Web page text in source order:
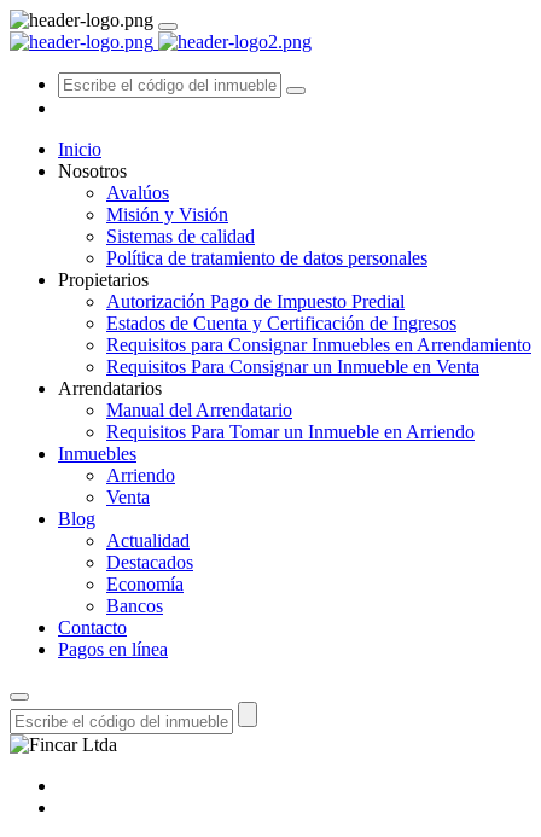
Inicio
Nosotros
Avalúos
Misión y Visión
Sistemas de calidad
Política de tratamiento de datos personales
Propietarios
Autorización Pago de Impuesto Predial
Estados de Cuenta y Certificación de Ingresos
Requisitos para Consignar Inmuebles en Arrendamiento
Requisitos Para Consignar un Inmueble en Venta
Arrendatarios
Manual del Arrendatario
Requisitos Para Tomar un Inmueble en Arriendo
Inmuebles
Arriendo
Venta
Blog
Actualidad
Destacados
Economía
Bancos
Contacto
Pagos en línea